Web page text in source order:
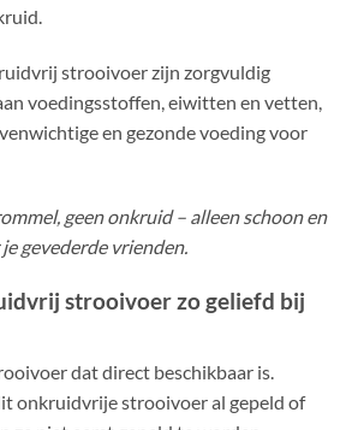
strooivoer zijn zorgvuldig
voedingsstoffen, eiwitten en vetten,
en gezonde voeding voor
geen onkruid – alleen schoon en
gevederde vrienden.
strooivoer zo geliefd bij
dat direct beschikbaar is.
onkruidvrije strooivoer al gepeld of